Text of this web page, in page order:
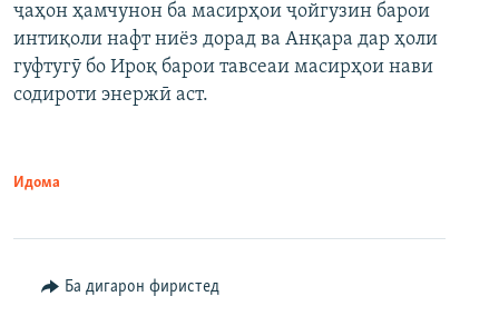
ҷаҳон ҳамчунон ба масирҳои ҷойгузин барои
интиқоли нафт ниёз дорад ва Анқара дар ҳоли
гуфтугӯ бо Ироқ барои тавсеаи масирҳои нави
содироти энержӣ аст.
Идома
Ба дигарон фиристед